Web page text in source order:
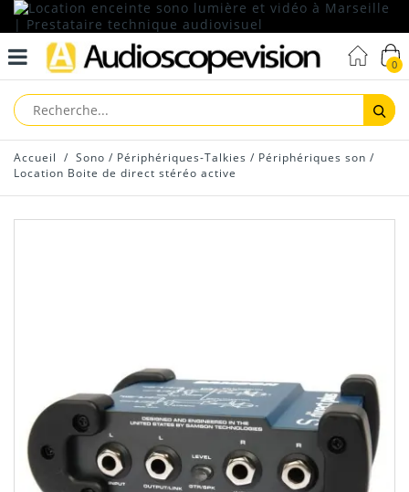
0
Accueil / Sono / Périphériques-Talkies / Périphériques son /
Location Boite de direct stéréo active